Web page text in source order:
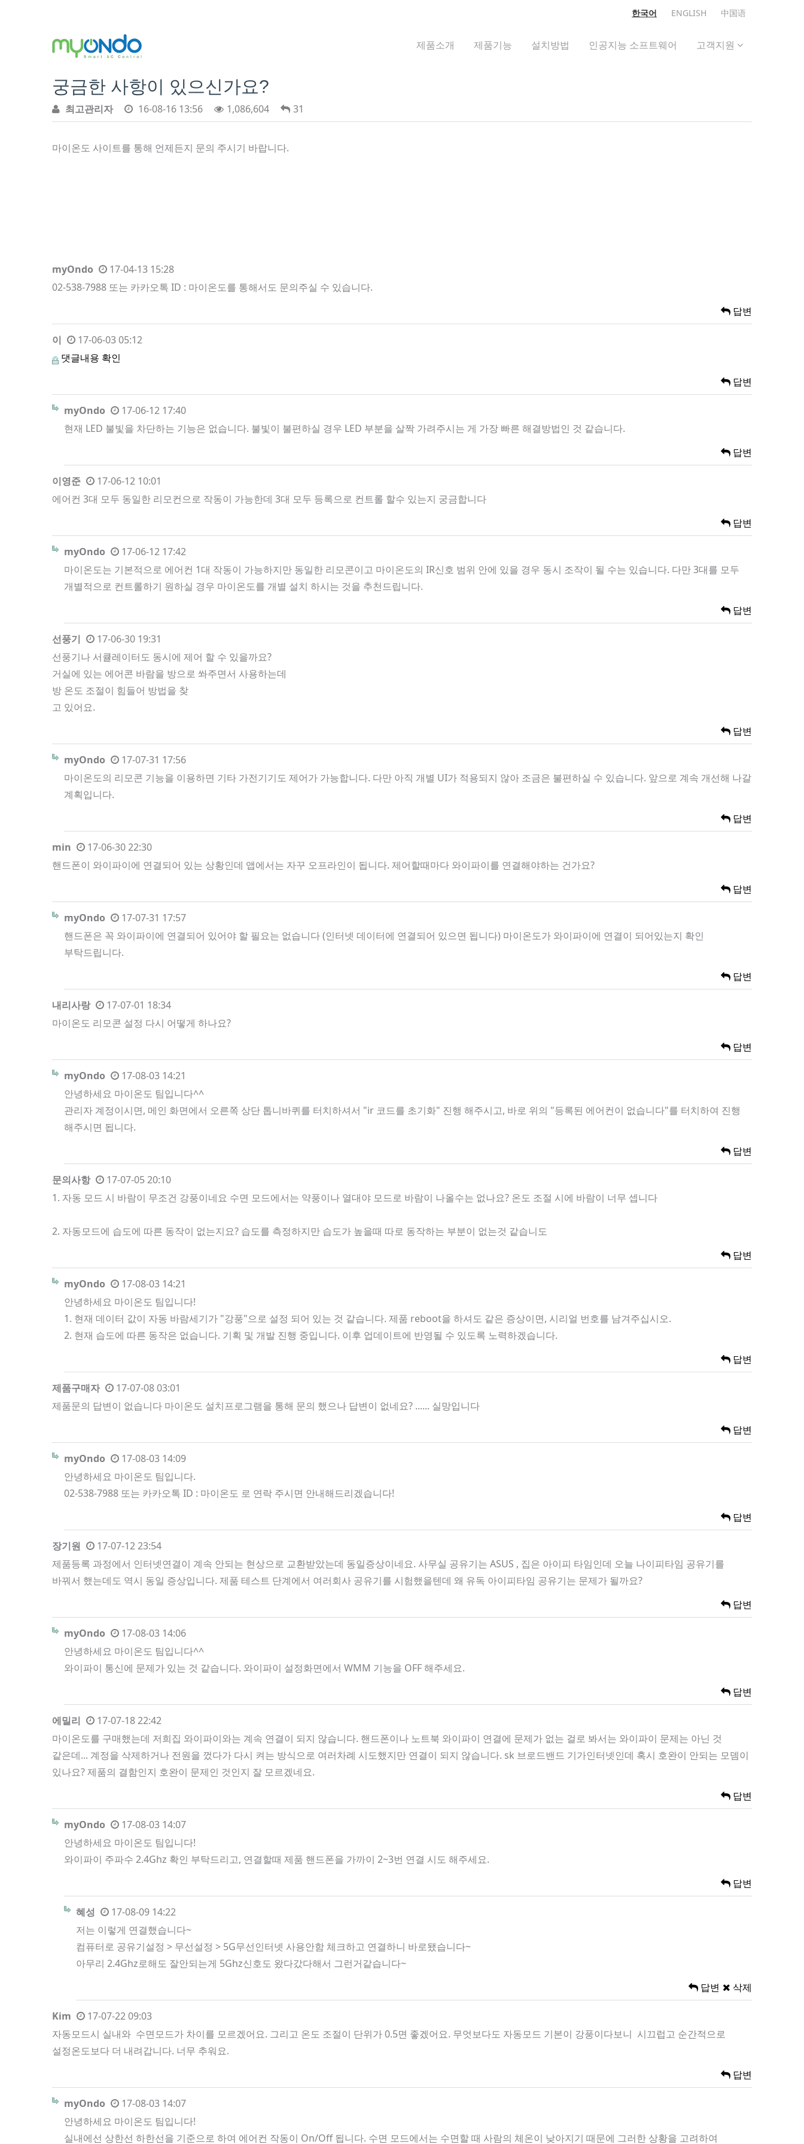
한국어 ENGLISH 中国语
제품소개 제품기능 설치방법 인공지능 소프트웨어 고객지원
궁금한 사항이 있으신가요?
최고관리자 16-08-16 13:56 1,086,604 31
마이온도 사이트를 통해 언제든지 문의 주시기 바랍니다.
myOndo
17-04-13 15:28
02-538-7988 또는 카카오톡 ID : 마이온도를 통해서도 문의주실 수 있습니다.
답변
이
17-06-03 05:12
댓글내용 확인
답변
myOndo
17-06-12 17:40
현재 LED 불빛을 차단하는 기능은 없습니다. 불빛이 불편하실 경우 LED 부분을 살짝 가려주시는 게 가장 빠른 해결방법인 것 같습니다.
답변
이영준
17-06-12 10:01
에어컨 3대 모두 동일한 리모컨으로 작동이 가능한데 3대 모두 등록으로 컨트롤 할수 있는지 궁금합니다
답변
myOndo
17-06-12 17:42
마이온도는 기본적으로 에어컨 1대 작동이 가능하지만 동일한 리모콘이고 마이온도의 IR신호 범위 안에 있을 경우 동시 조작이 될 수는 있습니다. 다만 3대를 모두
개별적으로 컨트롤하기 원하실 경우 마이온도를 개별 설치 하시는 것을 추천드립니다.
답변
선풍기
17-06-30 19:31
선풍기나 서큘레이터도 동시에 제어 할 수 있을까요?
거실에 있는 에어콘 바람을 방으로 쏴주면서 사용하는데
방 온도 조절이 힘들어 방법을 찾
고 있어요.
답변
myOndo
17-07-31 17:56
마이온도의 리모콘 기능을 이용하면 기타 가전기기도 제어가 가능합니다. 다만 아직 개별 UI가 적용되지 않아 조금은 불편하실 수 있습니다. 앞으로 계속 개선해 나갈
계획입니다.
답변
min
17-06-30 22:30
핸드폰이 와이파이에 연결되어 있는 상황인데 앱에서는 자꾸 오프라인이 됩니다. 제어할때마다 와이파이를 연결해야하는 건가요?
답변
myOndo
17-07-31 17:57
핸드폰은 꼭 와이파이에 연결되어 있어야 할 필요는 없습니다 (인터넷 데이터에 연결되어 있으면 됩니다) 마이온도가 와이파이에 연결이 되어있는지 확인
부탁드립니다.
답변
내리사랑
17-07-01 18:34
마이온도 리모콘 설정 다시 어떻게 하나요?
답변
myOndo
17-08-03 14:21
안녕하세요 마이온도 팀입니다^^
관리자 계정이시면, 메인 화면에서 오른쪽 상단 톱니바퀴를 터치하셔서 "ir 코드를 초기화" 진행 해주시고, 바로 위의 "등록된 에어컨이 없습니다"를 터치하여 진행
해주시면 됩니다.
답변
문의사항
17-07-05 20:10
1. 자동 모드 시 바람이 무조건 강풍이네요 수면 모드에서는 약풍이나 열대야 모드로 바람이 나올수는 없나요? 온도 조절 시에 바람이 너무 셉니다
2. 자동모드에 습도에 따른 동작이 없는지요? 습도를 측정하지만 습도가 높을때 따로 동작하는 부분이 없는것 같습니도
답변
myOndo
17-08-03 14:21
안녕하세요 마이온도 팀입니다!
1. 현재 데이터 값이 자동 바람세기가 "강풍"으로 설정 되어 있는 것 같습니다. 제품 reboot을 하셔도 같은 증상이면, 시리얼 번호를 남겨주십시오.
2. 현재 습도에 따른 동작은 없습니다. 기획 및 개발 진행 중입니다. 이후 업데이트에 반영될 수 있도록 노력하겠습니다.
답변
제품구매자
17-07-08 03:01
제품문의 답변이 없습니다 마이온도 설치프로그램을 통해 문의 했으나 답변이 없네요? ...... 실망입니다
답변
myOndo
17-08-03 14:09
안녕하세요 마이온도 팀입니다.
02-538-7988 또는 카카오톡 ID : 마이온도 로 연락 주시면 안내해드리겠습니다!
답변
장기원
17-07-12 23:54
제품등록 과정에서 인터넷연결이 계속 안되는 현상으로 교환받았는데 동일증상이네요. 사무실 공유기는 ASUS , 집은 아이피 타임인데 오늘 나이피타임 공유기를
바꿔서 했는데도 역시 동일 증상입니다. 제품 테스트 단계에서 여러회사 공유기를 시험했을텐데 왜 유독 아이피타임 공유기는 문제가 될까요?
답변
myOndo
17-08-03 14:06
안녕하세요 마이온도 팀입니다^^
와이파이 통신에 문제가 있는 것 같습니다. 와이파이 설정화면에서 WMM 기능을 OFF 해주세요.
답변
에밀리
17-07-18 22:42
마이온도를 구매했는데 저희집 와이파이와는 계속 연결이 되지 않습니다. 핸드폰이나 노트북 와이파이 연결에 문제가 없는 걸로 봐서는 와이파이 문제는 아닌 것
같은데... 계정을 삭제하거나 전원을 껐다가 다시 켜는 방식으로 여러차례 시도했지만 연결이 되지 않습니다. sk 브로드밴드 기가인터넷인데 혹시 호완이 안되는 모뎀이
있나요? 제품의 결함인지 호완이 문제인 것인지 잘 모르겠네요.
답변
myOndo
17-08-03 14:07
안녕하세요 마이온도 팀입니다!
와이파이 주파수 2.4Ghz 확인 부탁드리고, 연결할때 제품 핸드폰을 가까이 2~3번 연결 시도 해주세요.
답변
혜성
17-08-09 14:22
저는 이렇게 연결했습니다~
컴퓨터로 공유기설정 > 무선설정 > 5G무선인터넷 사용안함 체크하고 연결하니 바로됐습니다~
아무리 2.4Ghz로해도 잘안되는게 5Ghz신호도 왔다갔다해서 그런거같습니다~
답변
삭제
Kim
17-07-22 09:03
자동모드시 실내와 수면모드가 차이를 모르겠어요. 그리고 온도 조절이 단위가 0.5면 좋겠어요. 무엇보다도 자동모드 기본이 강풍이다보니 시끄럽고 순간적으로
설정온도보다 더 내려갑니다. 너무 추워요.
답변
myOndo
17-08-03 14:07
안녕하세요 마이온도 팀입니다!
실내에선 상한선 하한선을 기준으로 하여 에어컨 작동이 On/Off 됩니다. 수면 모드에서는 수면할 때 사람의 체온이 낮아지기 때문에 그러한 상황을 고려하여